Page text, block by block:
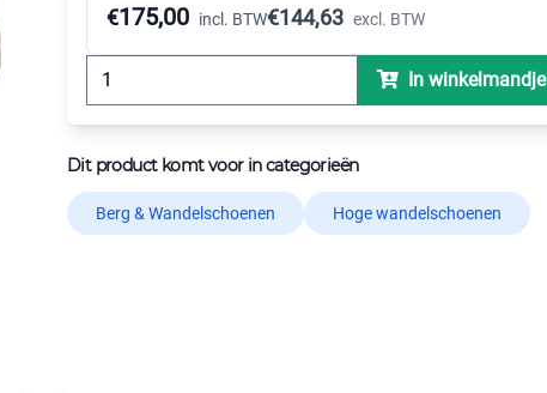
€175,00 incl. BTW€144,63 excl. BTW
In winkelmandje
Dit product komt voor in categorieën
Berg & Wandelschoenen Hoge wandelschoenen